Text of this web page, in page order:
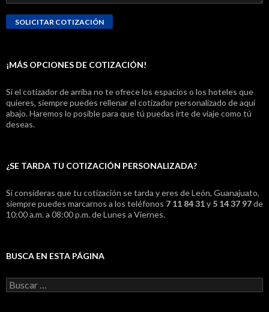
¡MÁS OPCIONES DE COTIZACIÓN!
Si el cotizador de arriba no te ofrece los espacios o los hoteles que
quieres, siempre puedes rellenar el cotizador personalizado de aquí
abajo. Haremos lo posible para que tú puedas irte de viaje como tú
deseas.
¿SE TARDA TU COTIZACIÓN PERSONALIZADA?
Si consideras que tu cotización se tarda y eres de León, Guanajuato,
siempre puedes marcarnos a los teléfonos 7 11 84 31y 5 14 37 97de
10:00 a.m. a 08:00 p.m. de Lunes a Viernes.
BUSCA EN ESTA PÁGINA
B
u